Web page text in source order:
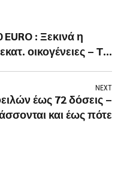
: Ξεκινά η
οικογένειες – Τι
NEXT
έως 72 δόσεις –
και έως πότε